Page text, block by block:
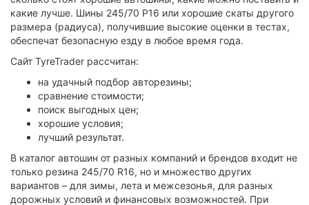
какие лучше. Шины 245/70 Р16 или хорошие скаты другого
размера (радиуса), получившие высокие оценки в тестах,
обеспечат безопасную езду в любое время года.
Сайт TyreTrader рассчитан:
на удачный подбор авторезины;
сравнение стоимости;
поиск выгодных цен;
хорошие условия;
лучший результат.
В каталог автошин от разных компаний и брендов входит не
только резина 245/70 R16, но и множество других
вариантов – для зимы, лета и межсезонья, для разных
дорожных условий и финансовых возможностей. При